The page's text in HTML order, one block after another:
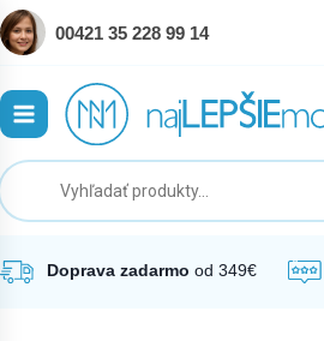
00421 35 228 99 14
Doprava zadarmo od 349€